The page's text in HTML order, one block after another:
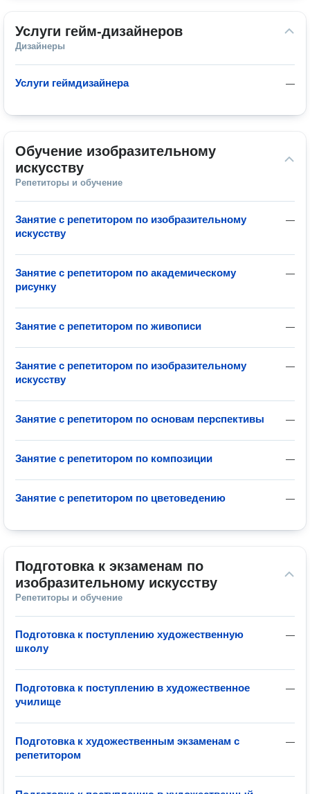
Услуги гейм-дизайнеров
Дизайнеры
—
Услуги геймдизайнера
Обучение изобразительному
искусству
Репетиторы и обучение
—
Занятие с репетитором по изобразительному
искусству
—
Занятие с репетитором по академическому
рисунку
—
Занятие с репетитором по живописи
—
Занятие с репетитором по изобразительному
искусству
—
Занятие с репетитором по основам перспективы
—
Занятие с репетитором по композиции
—
Занятие с репетитором по цветоведению
Подготовка к экзаменам по
изобразительному искусству
Репетиторы и обучение
—
Подготовка к поступлению художественную
школу
—
Подготовка к поступлению в художественное
училище
—
Подготовка к художественным экзаменам с
репетитором